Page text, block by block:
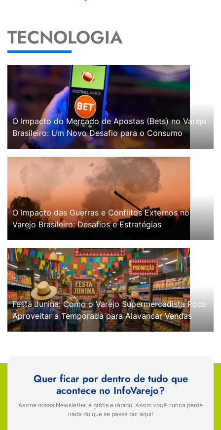
TECNOLOGIA
O Impacto do Mercado de Apostas (Bets) no Varejo
Brasileiro: Um Novo Desafio para o Consumo
O Impacto das Guerras e Conflitos Externos no
Varejo Brasileiro: Desafios e Estratégias
Festa Junina: Como o Varejo Supermercadista Pode
Aproveitar a Temporada para Alavancar Vendas
Quer ficar por dentro de tudo que
acontece no InfoVarejo?
Assine nossa Newsletter, é grátis e rápido. Assim você nunca perde
nada do que se passa por aqui!